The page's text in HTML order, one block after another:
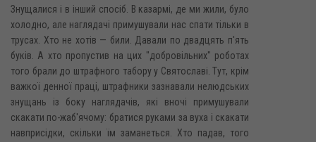
Знущалися і в інший спосіб. В казармі, де ми жили, було
холодно, але наглядачі примушували нас спати тільки в
трусах. Хто не хотів — били. Давали по двадцять п'ять
буків. А хто пропустив на цих "добровільних" роботах
того брали до штрафного табору у Святославі. Тут, крім
важкої денної праці, штрафники зазнавали нелюдських
знущань із боку наглядачів, які вночі примушували
скакати по-жаб'ячому: братися руками за вуха і скакати
навприсідки, скільки їм заманеться. Хто падав, того